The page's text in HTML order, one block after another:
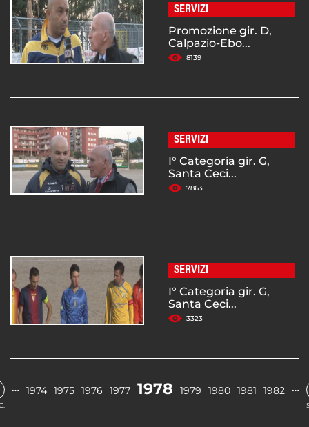
SERVIZI
Promozione gir. D,
Calpazio-Ebo...
8139
SERVIZI
I° Categoria gir. G,
Santa Ceci...
7863
SERVIZI
I° Categoria gir. G,
Santa Ceci...
3323
… 1974 1975 1976 1977 1978 1979 1980 1981 1982 …